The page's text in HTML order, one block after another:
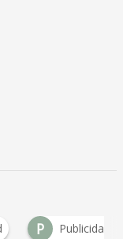
P Publicidad